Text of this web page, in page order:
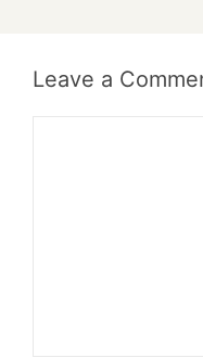
Leave a